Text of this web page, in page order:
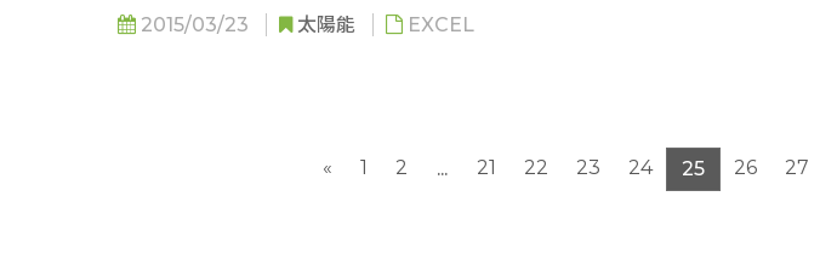
2015/03/23 太陽能 EXCEL
« 1 2 ... 21 22 23 24 25 26 27